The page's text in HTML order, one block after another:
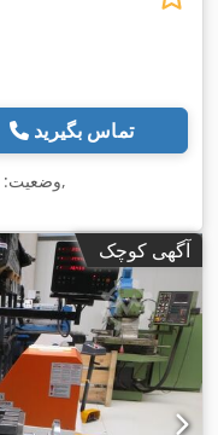
تماس بگیرید
وضعیت:,
آگهی کوچک